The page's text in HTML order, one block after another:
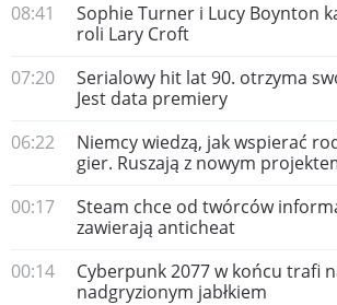
08:41
Sophie Turner i Lucy Boynton
roli Lary Croft
07:20
Serialowy hit lat 90. otrzyma
Jest data premiery
06:22
Niemcy wiedzą, jak wspierać
gier. Ruszają z nowym
00:17
Steam chce od twórców
zawierają anticheat
00:14
Cyberpunk 2077 w końcu trafi
nadgryzionym jabłkiem